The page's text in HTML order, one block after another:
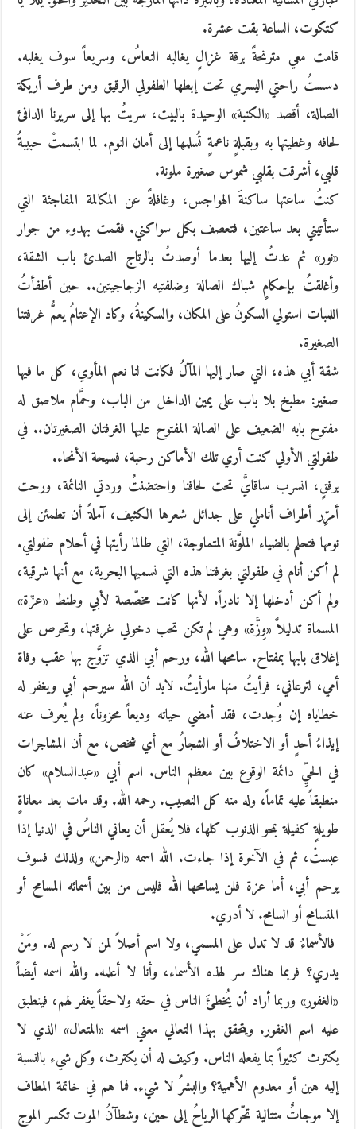
كتكوت، الساعة بقت عشرة.
قامت معي مترنحةً برقة غزالٍ يغالبه النعاسُ، وسريعاً سوف يغلبه.
دسستُ راحتي اليسري تحت إبطها الطفولي الرقيق ومن طرف أريكة
الصالة، أقصد «الكنبة» الوحيدة بالبيت، سريتُ بها إلى سريرنا الدافئ
لحافه وغطيتها به وبقبلةٍ ناعمةٍ تُسلمها إلى أمان النوم. لما ابتسمتْ حبيبةُ
قلبي، أشرقت بقلبي شموس صغيرة ملونة.
كنتُ ساعتها ساكنةَ الهواجس، وغافلةً عن المكالمة المفاجئة التي
ستأتيني بعد ساعتين، فتعصف بكل سواكني. فقمت بهدوء من جوار
«نور» ثم عدتُ إليها بعدما أوصدتُ بالرتاج الصدئ باب الشقة،
وأغلقتُ بإحكامٍ شباك الصالة وضلفتيه الزجاجيتين.. حين أطفأتُ
اللمبات استولي السكونُ على المكان، والسكينةُ، وكاد الإعتامُ يعمُّ غرفتنا
الصغيرة.
شقة أبي هذه، التي صار إليها المآلُ فكانت لنا نعم المأوي، كل ما فيها
صغير: مطبخ بلا باب على يمين الداخل من الباب، وحمَّام ملاصق له
مفتوح بابه الضعيف على الصالة المفتوح عليها الغرفتان الصغيرتان.. في
طفولتي الأولي كنت أري تلك الأماكن رحبة، فسيحة الأنحاء.
برفقٍ، انسرب ساقايَّ تحت لحافنا واحتضنتُ وردتي النائمة، ورحت
أمرِّر أطراف أناملي على جدائل شعرها الكثيف، آملةً أن تطمئن إلى
نومها فتحلم بالضياء الملوَّنة المتماوجة، التي طالما رأيتها في أحلام طفولتي.
لم أكن أنام في طفولتي بغرفتنا هذه التي نسميها البحرية، مع أنها شرقية،
ولم أكن أدخلها إلا نادراً. لأنها كانت مخصّصة لأبي وطنط «عزّة»
المسماة تدليلاً «وِزَّة» وهي لم تكن تحب دخولي غرفتها، وتحرص على
إغلاق بابها بمفتاح. سامحها الله، ورحم أبي الذي تزوَّج بها عقب وفاة
أمي، لترعاني، فرأيتُ منها مارأيتُ. لابد أن الله سيرحم أبي ويغفر له
خطاياه إن وُجدت، فقد أمضي حياته وديعاً محزوناً، ولم يُعرف عنه
إيذاءُ أحدٍ أو الاختلافُ أو الشجارُ مع أي شخص، مع أن المشاجرات
في الحيِّ دائمة الوقوع بين معظم الناس. اسم أبي «عبدالسلام» كان
منطبقاً عليه تماماً، وله منه كل النصيب. رحمه الله. وقد مات بعد معاناةٍ
طويلةٍ كفيلة بمحو الذنوب كلها، فلا يُعقل أن يعاني الناسُ في الدنيا إذا
عبستْ، ثم في الآخرة إذا جاءت. الله اسمه «الرحمن» ولذلك فسوف
يرحم أبي، أما عزة فلن يسامحها الله فليس من بين أسمائه المسامح أو
المتسامح أو السامح. لا أدري.
فالأسماءُ قد لا تدل على المسمي، ولا اسم أصلاً لمن لا رسم له. ومَنْ
يدري؟ فربما هناك سر لهذه الأسماء، وأنا لا أعلمه. والله اسمه أيضاً
«الغفور» وربما أراد أن يُخطئَ الناس في حقه ولاحقاً يغفر لهم، فينطبق
عليه اسم الغفور. ويتحقق بهذا التعالي معني اسمه «المتعال» الذي لا
يكترث كثيراً بما يفعله الناس. وكيف له أن يكترث، وكل شيء بالنسبة
إليه هين أو معدوم الأهمية؟ والبشرُ لا شيء. فما هم في خاتمة المطاف
إلا موجاتٌ متتالية تحّركها الرياحُ إلى حين، وشطآنُ الموت تكسر الموج